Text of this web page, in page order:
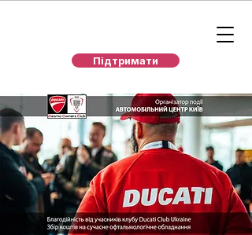
Підтримати